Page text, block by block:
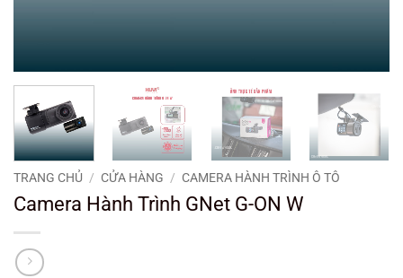
TRANG CHỦ / CỬA HÀNG / CAMERA HÀNH TRÌNH Ô TÔ
Camera Hành Trình GNet G-ON W